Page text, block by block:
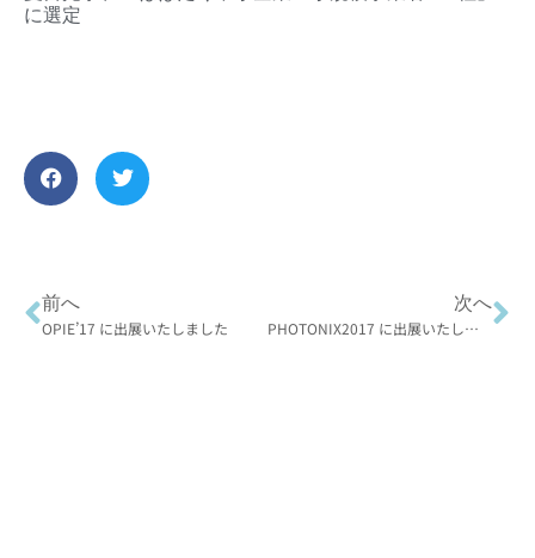
に選定
前へ
OPIE’17 に出展いたしました
次へ
PHOTONIX2017 に出展いたしました